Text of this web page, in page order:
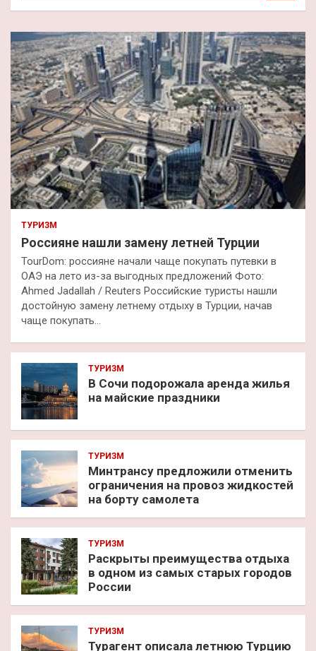
к
ТУРИЗМ
Россияне нашли замену летней Турции
TourDom: россияне начали чаще покупать путевки в
ОАЭ на лето из-за выгодных предложений Фото:
Ahmed Jadallah / Reuters Российские туристы нашли
достойную замену летнему отдыху в Турции, начав
чаще покупать…
ТУРИЗМ
В Сочи подорожала аренда жилья
на майские праздники
ТУРИЗМ
Минтрансу предложили отменить
ограничения на провоз жидкостей
на борту самолета
ТУРИЗМ
Раскрыты преимущества отдыха
в одном из самых старых городов
России
ТУРИЗМ
Турагент описала летнюю Турцию